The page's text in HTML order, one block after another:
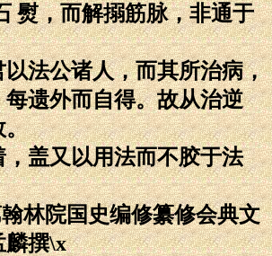
熨，而解搦筋脉，非通于
法公诸人，而其所治病，
遗外而自得。故从治逆
。
盖又以用法而不胶于法
林院国史编修纂修会典文
麟撰\x